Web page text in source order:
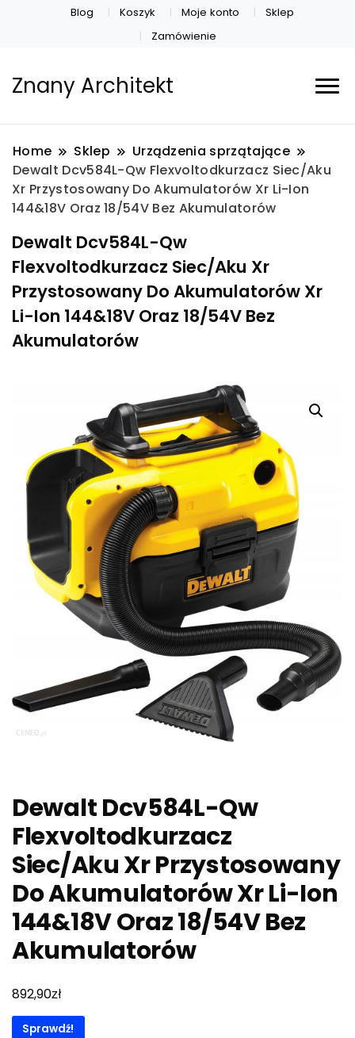
Blog Koszyk Moje konto
Sklep
Zamówienie
Znany Architekt
Home Sklep
Urządzenia sprzątające
Dewalt Dcv584L-Qw Flexvoltodkurzacz Siec/Aku
Xr Przystosowany Do Akumulatorów Xr Li-Ion
144&18V Oraz 18/54V Bez Akumulatorów
Dewalt Dcv584L-Qw
Flexvoltodkurzacz Siec/Aku Xr
Przystosowany Do Akumulatorów Xr
Li-Ion 144&18V Oraz 18/54V Bez
Akumulatorów
Dewalt Dcv584L-Qw
Flexvoltodkurzacz
Siec/Aku Xr Przystosowany
Do Akumulatorów Xr Li-Ion
144&18V Oraz 18/54V Bez
Akumulatorów
892,90zł
Sprawdź!